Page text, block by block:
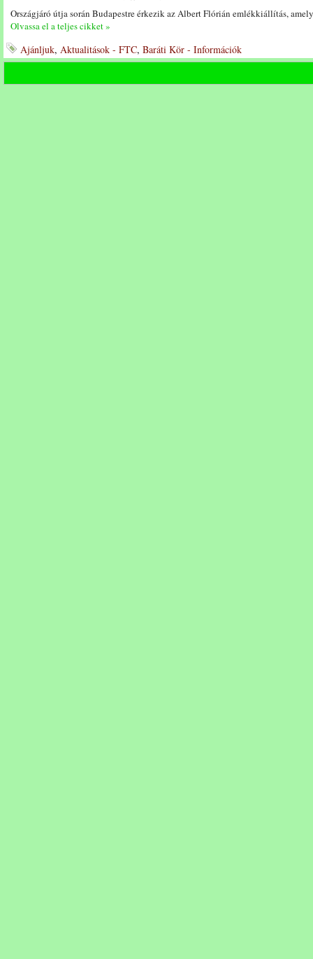
Országjáró útja során Budapestre érkezik az Albert Flórián emlékkiállítás,
Olvassa el a teljes cikket »
Ajánljuk, Aktualitások - FTC, Baráti Kör - Információk